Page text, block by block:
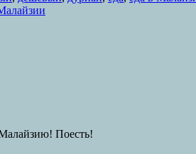
Поесть!